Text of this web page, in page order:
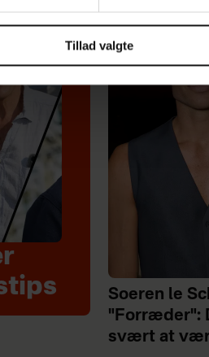
dine personoplysninger i
Tillad valgte
Soeren le
"Forræder":
svært at